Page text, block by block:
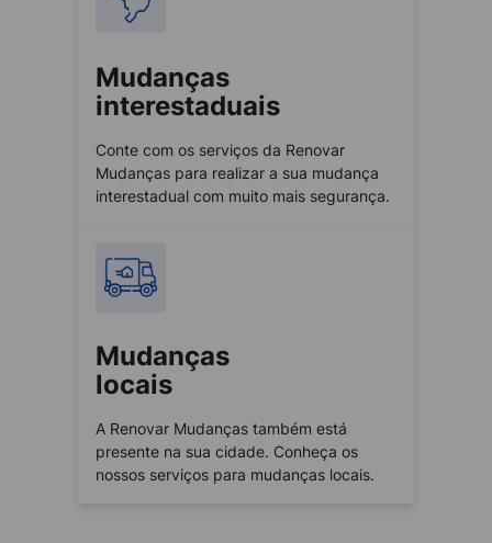
Mudanças
interestaduais
Conte com os serviços da Renovar
Mudanças para realizar a sua mudança
interestadual com muito mais segurança.
Mudanças
locais
A Renovar Mudanças também está
presente na sua cidade. Conheça os
nossos serviços para mudanças locais.